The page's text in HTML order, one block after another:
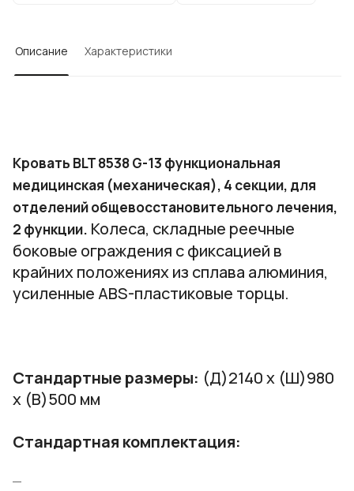
Описание Характеристики
Кровать BLT 8538 G-13 функциональная
медицинская (механическая), 4 секции, для
отделений общевосстановительного лечения,
2 функции. Колеса, складные реечные
боковые ограждения с фиксацией в
крайних положениях из сплава алюминия,
усиленные ABS-пластиковые торцы.
Стандартные размеры: (Д)2140 х (Ш)980
х (В)500 мм
Стандартная комплектация: